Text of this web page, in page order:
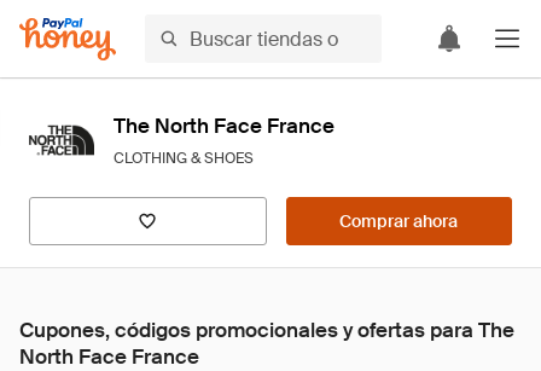
The North Face France
CLOTHING & SHOES
Comprar ahora
Cupones, códigos promocionales y ofertas para The
North Face France